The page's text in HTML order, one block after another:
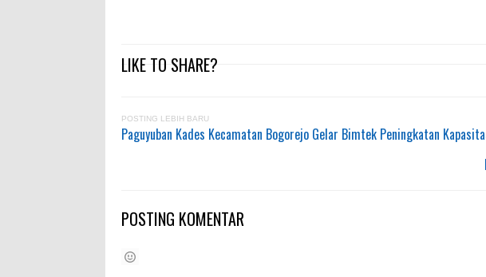
LIKE TO SHARE?
POSTING LEBIH BARU
Paguyuban Kades Kecamatan Bogorejo Gelar Bimtek Peningkatan
POSTING KOMENTAR